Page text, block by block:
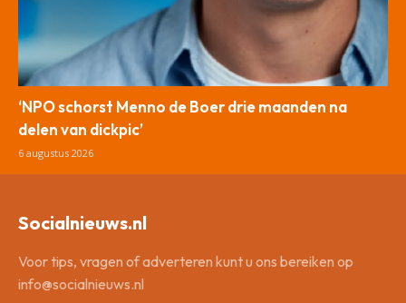
‘NPO schorst Menno de Boer drie maanden na
delen van dickpic’
6 augustus 2026
Socialnieuws.nl
Voor tips, vragen of adverteren kunt u ons bereiken op
info@socialnieuws.nl